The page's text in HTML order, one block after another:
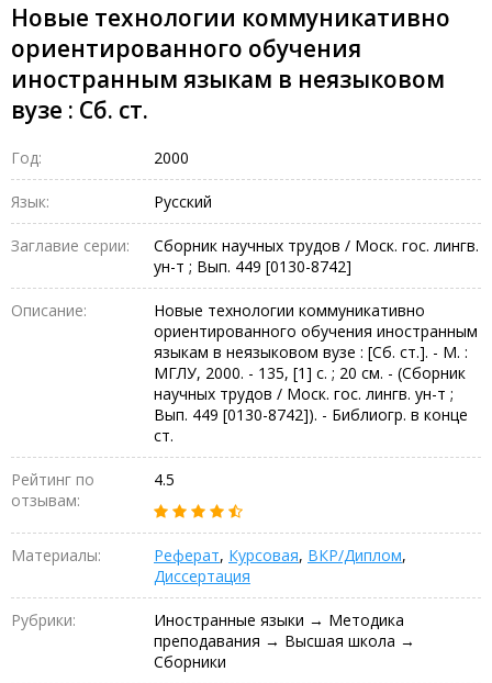
Новые технологии коммуникативно
ориентированного обучения
иностранным языкам в неязыковом
вузе : Сб. ст.
Год: 2000
Язык: Русский
Заглавие серии:
Сборник научных трудов / Моск. гос. лингв.
ун-т ; Вып. 449 [0130-8742]
Описание:
Новые технологии коммуникативно
ориентированного обучения иностранным
языкам в неязыковом вузе : [Сб. ст.]. - М. :
МГЛУ, 2000. - 135, [1] с. ; 20 см. - (Сборник
научных трудов / Моск. гос. лингв. ун-т ;
Вып. 449 [0130-8742]). - Библиогр. в конце
ст.
Рейтинг по
отзывам:
4.5
Материалы: Реферат, Курсовая, ВКР/Диплом,
Диссертация
Рубрики:
Иностранные языки → Методика
преподавания → Высшая школа →
Сборники